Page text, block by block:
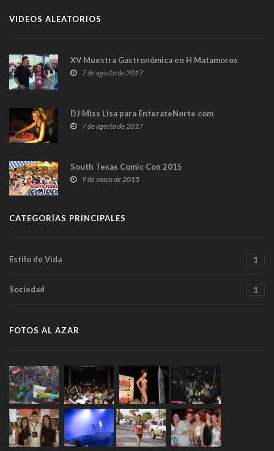
VIDEOS ALEATORIOS
XV Muestra Gastronómica en H Matamoros
7 de agosto de 2017
DJ Miss Lisa para EnterateNorte com
7 de agosto de 2017
South Texas Comic Con 2015
9 de mayo de 2015
CATEGORÍAS PRINCIPALES
Estilo de Vida 1
Sociedad 1
FOTOS AL AZAR